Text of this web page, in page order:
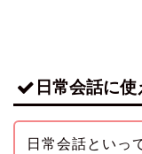
日常会話に
日常会話といっ